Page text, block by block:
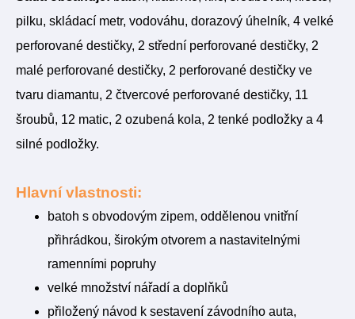
pilku, skládací metr, vodováhu, dorazový úhelník, 4 velké
perforované destičky, 2 střední perforované destičky, 2
malé perforované destičky, 2 perforované destičky ve
tvaru diamantu, 2 čtvercové perforované destičky, 11
šroubů, 12 matic, 2 ozubená kola, 2 tenké podložky a 4
silné podložky.
Hlavní vlastnosti:
batoh s obvodovým zipem, oddělenou vnitřní
přihrádkou, širokým otvorem a nastavitelnými
ramenními popruhy
velké množství nářadí a doplňků
přiložený návod k sestavení závodního auta,